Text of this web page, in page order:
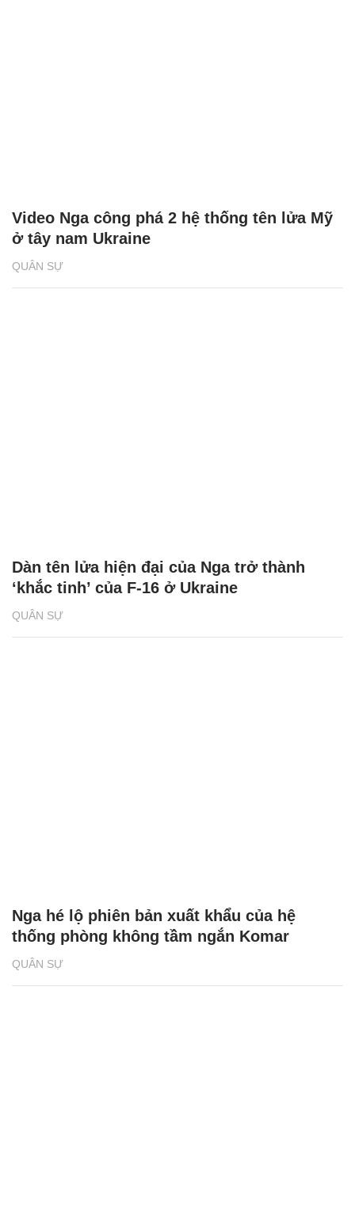
QUÂN SỰ
Video Nga công phá 2 hệ thống tên lửa Mỹ
ở tây nam Ukraine
QUÂN SỰ
Dàn tên lửa hiện đại của Nga trở thành
‘khắc tinh’ của F-16 ở Ukraine
QUÂN SỰ
Nga hé lộ phiên bản xuất khẩu của hệ
thống phòng không tầm ngắn Komar